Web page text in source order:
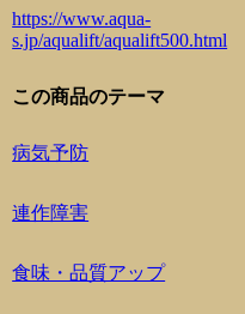
https://www.aqua-
s.jp/aqualift/aqualift500.html
この商品のテーマ
病気予防
連作障害
食味・品質アップ